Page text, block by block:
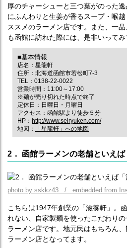
厚のチャーシューと三つ葉がのった
にふんわりと生姜が香るスープ・喉
ススメのラーメン店です。また、一
も函館に訪れた際には、是非いって
■基本情報
店名：星龍軒
住所：北海道函館市若松町7-3
TEL：0138-22-0022
営業時間：11:00～17:00
※麺が売り切れた時点で終了
定休日：日曜日・月曜日
アクセス：函館駅より徒歩５分
HP： http://www.seiryuken.com/
地図：
「星龍軒」への地図
2． 函館ラーメンの老舗といえば
photo by sskkz43 / embedded from
こちらは1947年創業の「滋養軒」。
れない、自家製麺を使ったこだわり
ラーメン店です。地元民はもちろん
ラーメン店となってます。